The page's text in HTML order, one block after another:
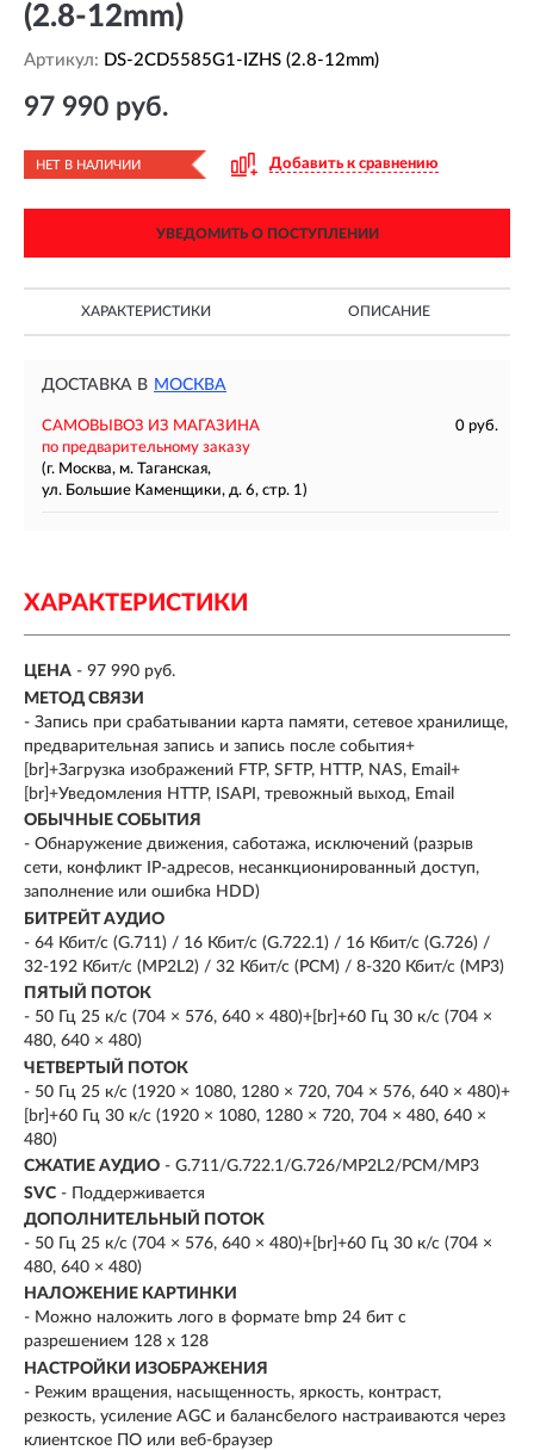
(2.8-12mm)
Артикул: DS-2CD5585G1-IZHS (2.8-12mm)
97 990 руб.
НЕТ В НАЛИЧИИ Добавить к сравнению
УВЕДОМИТЬ О ПОСТУПЛЕНИИ
ХАРАКТЕРИСТИКИ ОПИСАНИЕ
ДОСТАВКА В МОСКВА
САМОВЫВОЗ ИЗ МАГАЗИНА
0 руб.
по предварительному заказу
(г. Москва, м. Таганская,
ул. Большие Каменщики, д. 6, стр. 1)
ХАРАКТЕРИСТИКИ
ЦЕНА - 97 990 руб.
МЕТОД СВЯЗИ
- Запись при срабатывании карта памяти, сетевое хранилище,
предварительная запись и запись после события+
[br]+Загрузка изображений FTP, SFTP, HTTP, NAS, Email+
[br]+Уведомления HTTP, ISAPI, тревожный выход, Email
ОБЫЧНЫЕ СОБЫТИЯ
- Обнаружение движения, саботажа, исключений (разрыв
сети, конфликт IP-адресов, несанкционированный доступ,
заполнение или ошибка HDD)
БИТРЕЙТ АУДИО
- 64 Кбит/с (G.711) / 16 Кбит/с (G.722.1) / 16 Кбит/с (G.726) /
32-192 Кбит/с (MP2L2) / 32 Кбит/с (PCM) / 8-320 Кбит/с (MP3)
ПЯТЫЙ ПОТОК
- 50 Гц 25 к/с (704 × 576, 640 × 480)+[br]+60 Гц 30 к/с (704 ×
480, 640 × 480)
ЧЕТВЕРТЫЙ ПОТОК
- 50 Гц 25 к/с (1920 × 1080, 1280 × 720, 704 × 576, 640 × 480)+
[br]+60 Гц 30 к/с (1920 × 1080, 1280 × 720, 704 × 480, 640 ×
480)
СЖАТИЕ АУДИО - G.711/G.722.1/G.726/MP2L2/PCM/MP3
SVC - Поддерживается
ДОПОЛНИТЕЛЬНЫЙ ПОТОК
- 50 Гц 25 к/с (704 × 576, 640 × 480)+[br]+60 Гц 30 к/с (704 ×
480, 640 × 480)
НАЛОЖЕНИЕ КАРТИНКИ
- Можно наложить лого в формате bmp 24 бит с
разрешением 128 х 128
НАСТРОЙКИ ИЗОБРАЖЕНИЯ
- Режим вращения, насыщенность, яркость, контраст,
резкость, усиление AGC и балансбелого настраиваются через
клиентское ПО или веб-браузер